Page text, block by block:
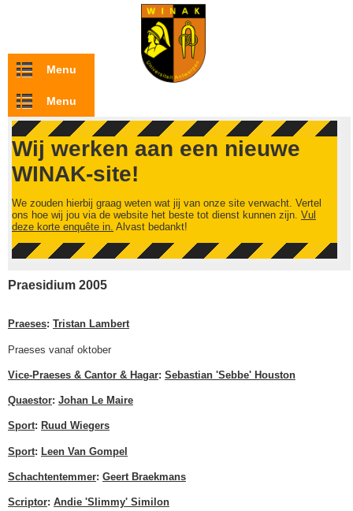
Overslaan en naar de inhoud gaan
Menu
Menu
Wij werken aan een nieuwe
WINAK-site!
We zouden hierbij graag weten wat jij van onze site verwacht. Vertel
ons hoe wij jou via de website het beste tot dienst kunnen zijn. Vul
deze korte enquête in. Alvast bedankt!
Praesidium 2005
Praeses: Tristan Lambert
Praeses vanaf oktober
Vice-Praeses & Cantor & Hagar: Sebastian 'Sebbe' Houston
Quaestor: Johan Le Maire
Sport: Ruud Wiegers
Sport: Leen Van Gompel
Schachtentemmer: Geert Braekmans
Scriptor: Andie 'Slimmy' Similon